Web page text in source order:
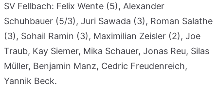
SV Fellbach: Felix Wente (5), Alexander
Schuhbauer (5/3), Juri Sawada (3), Roman Salathe
(3), Sohail Ramin (3), Maximilian Zeisler (2), Joe
Traub, Kay Siemer, Mika Schauer, Jonas Reu, Silas
Müller, Benjamin Manz, Cedric Freudenreich,
Yannik Beck.